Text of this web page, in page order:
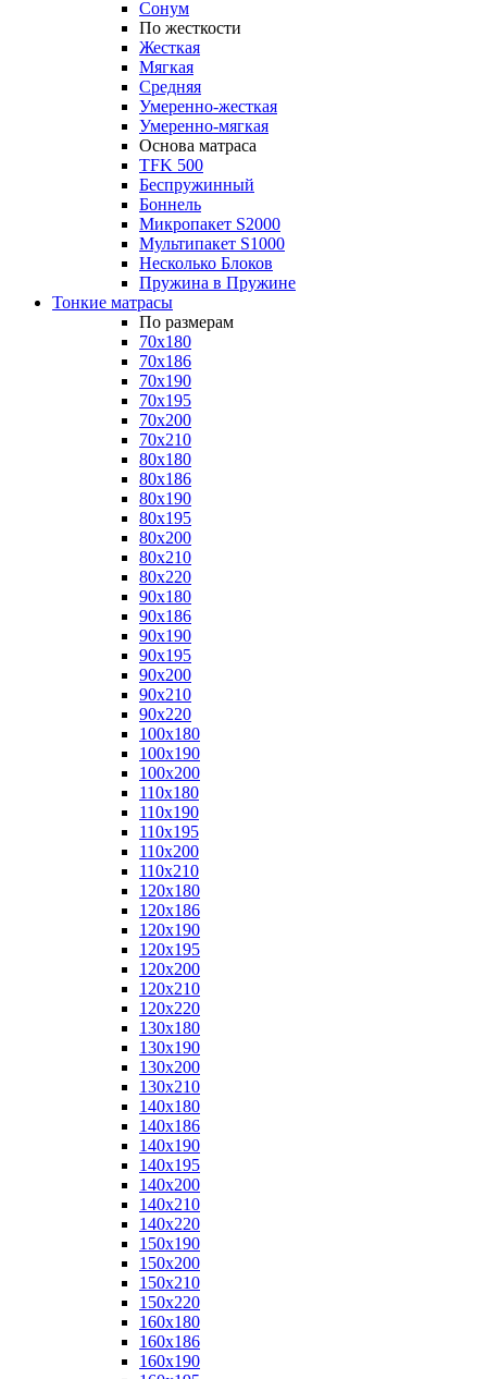
Сонум
По жесткости
Жесткая
Мягкая
Средняя
Умеренно-жесткая
Умеренно-мягкая
Основа матраса
TFK 500
Беспружинный
Боннель
Микропакет S2000
Мультипакет S1000
Несколько Блоков
Пружина в Пружине
Тонкие матрасы
По размерам
70x180
70x186
70x190
70x195
70x200
70x210
80x180
80x186
80x190
80x195
80x200
80x210
80x220
90x180
90x186
90x190
90x195
90x200
90x210
90x220
100x180
100x190
100x200
110x180
110x190
110x195
110x200
110x210
120x180
120x186
120x190
120x195
120x200
120x210
120x220
130x180
130x190
130x200
130x210
140x180
140x186
140x190
140x195
140x200
140x210
140x220
150x190
150x200
150x210
150x220
160x180
160x186
160x190